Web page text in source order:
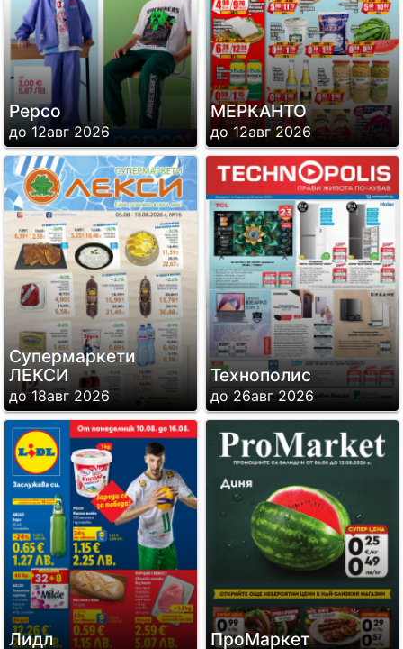
Pepco
до 12авг 2026
МЕРКАНТО
до 12авг 2026
Супермаркети
ЛЕКСИ
до 18авг 2026
Технополис
до 26авг 2026
Лидл ПроМаркет